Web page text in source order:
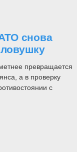
снова
превращается
а в проверку
с